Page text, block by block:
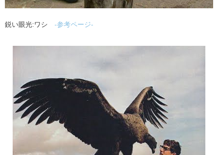
鋭い眼光:ワシ -参考ページ-